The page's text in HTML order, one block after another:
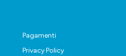
Pagamenti
Privacy Policy